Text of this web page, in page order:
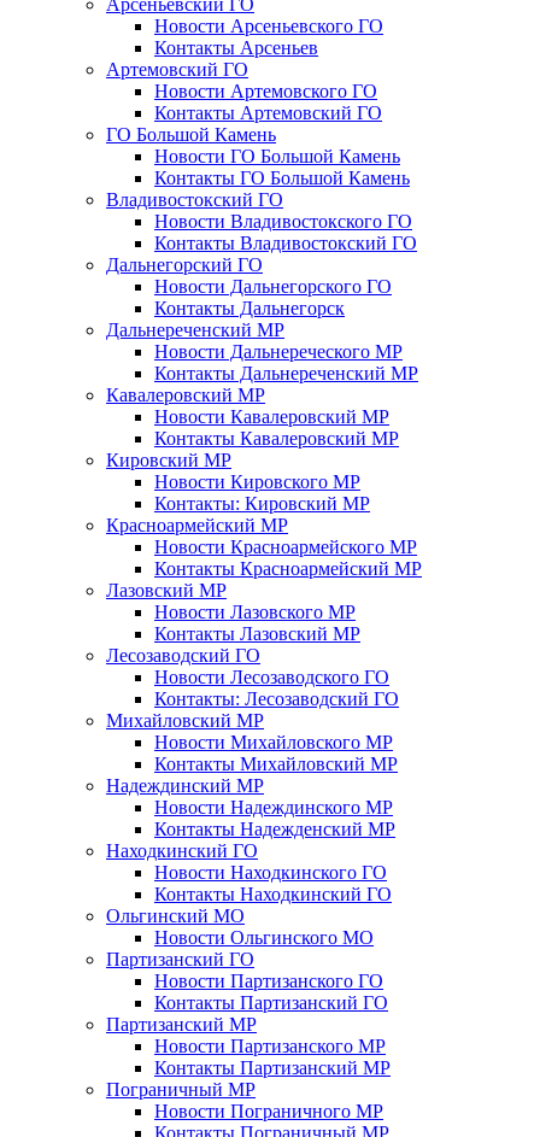
Новости Арсеньевского ГО
Контакты Арсеньев
Артемовский ГО
Новости Артемовского ГО
Контакты Артемовский ГО
ГО Большой Камень
Новости ГО Большой Камень
Контакты ГО Большой Камень
Владивостокский ГО
Новости Владивостокского ГО
Контакты Владивостокский ГО
Дальнегорский ГО
Новости Дальнегорского ГО
Контакты Дальнегорск
Дальнереченский МР
Новости Дальнереческого МР
Контакты Дальнереченский МР
Кавалеровский МР
Новости Кавалеровский МР
Контакты Кавалеровский МР
Кировский МР
Новости Кировского МР
Контакты: Кировский МР
Красноармейский МР
Новости Красноармейского МР
Контакты Красноармейский МР
Лазовский МР
Новости Лазовского МР
Контакты Лазовский МР
Лесозаводский ГО
Новости Лесозаводского ГО
Контакты: Лесозаводский ГО
Михайловский МР
Новости Михайловского МР
Контакты Михайловский МР
Надеждинский МР
Новости Надеждинского МР
Контакты Надежденский МР
Находкинский ГО
Новости Находкинского ГО
Контакты Находкинский ГО
Ольгинский МО
Новости Ольгинского МО
Партизанский ГО
Новости Партизанского ГО
Контакты Партизанский ГО
Партизанский МР
Новости Партизанского МР
Контакты Партизанский МР
Пограничный МР
Новости Пограничного МР
Контакты Пограничный МР